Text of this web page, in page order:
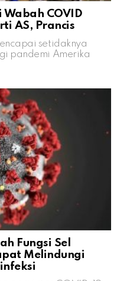
COVID
AS, Prancis
setidaknya
pandemi Amerika
Fungsi Sel
Melindungi